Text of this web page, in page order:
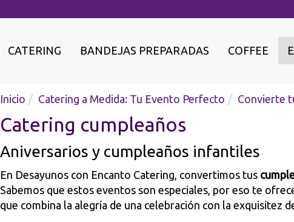
CATERING BANDEJAS PREPARADAS COFFEE
Inicio Catering a Medida: Tu Evento Perfecto Convierte
Catering cumpleaños
Aniversarios y cumpleaños infantiles
En Desayunos con Encanto Catering, convertimos tus
Sabemos que estos eventos son especiales, por eso te
que combina la alegría de una celebración con la exquisitez